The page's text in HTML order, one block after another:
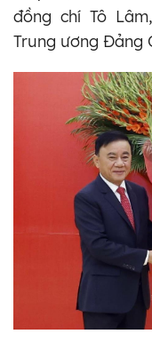
đồng chí Tô
Trung ương Đảng